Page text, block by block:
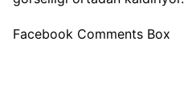
Facebook Comments Box